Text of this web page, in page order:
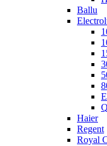
Ballu
Haier
Regent
Royal